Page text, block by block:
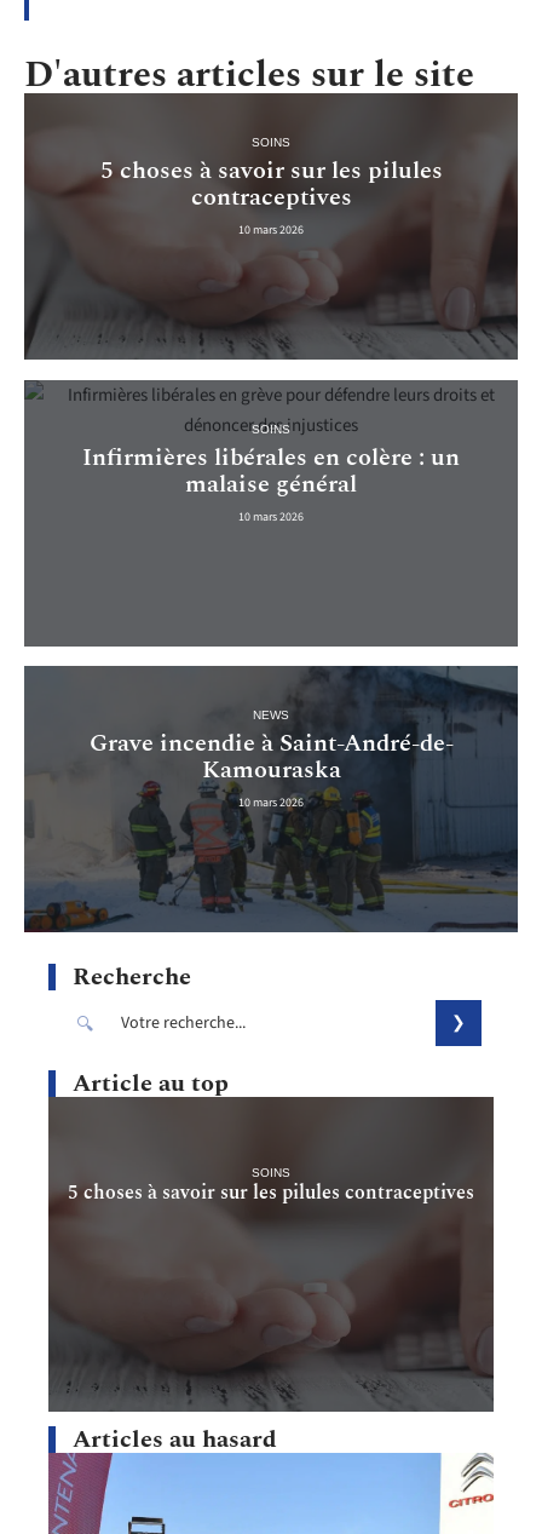
D'autres articles sur le site
SOINS
5 choses à savoir sur les pilules
contraceptives
10 mars 2026
SOINS
Infirmières libérales en colère : un
malaise général
10 mars 2026
NEWS
Grave incendie à Saint-André-de-
Kamouraska
10 mars 2026
Recherche
Article au top
SOINS
5 choses à savoir sur les pilules contraceptives
Articles au hasard